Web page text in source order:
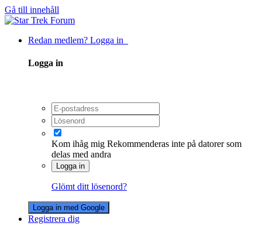
Gå till innehåll
Redan medlem? Logga in
Logga in
Kom ihåg mig Rekommenderas inte på datorer som
delas med andra
Logga in
Glömt ditt lösenord?
Logga in med Google
Registrera dig